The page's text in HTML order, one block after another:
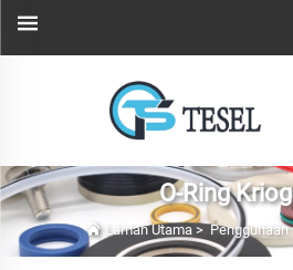
O-Ring
Laman Utama >Penggunaan